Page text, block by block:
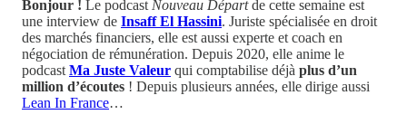
Bonjour ! Le podcast Nouveau Départde cette semaine est
une interview de Insaff El Hassini. Juriste spécialisée en droit
des marchés financiers, elle est aussi experte et coach en
négociation de rémunération. Depuis 2020, elle anime le
podcast Ma Juste Valeur qui comptabilise déjà plus d’un
million d’écoutes ! Depuis plusieurs années, elle dirige aussi
Lean In France…